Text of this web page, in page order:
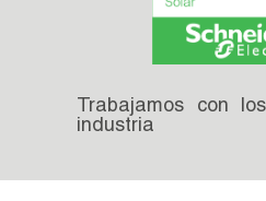
Trabajamos con
industria